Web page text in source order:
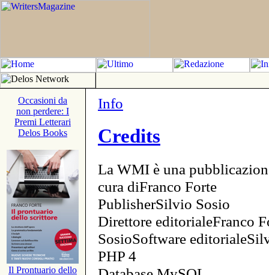
Occasioni da
non perdere: I
Premi Letterari
Delos Books
Il Prontuario dello
Info
Credits
La WMI è una
cura diFranco Forte
PublisherSilvio Sosio
Direttore editorialeFranco
SosioSoftware
PHP 4